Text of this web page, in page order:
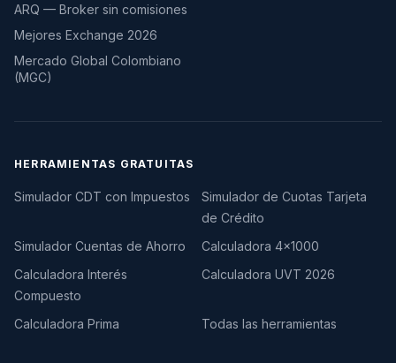
ARQ — Broker sin comisiones
Mejores Exchange 2026
Mercado Global Colombiano
(MGC)
HERRAMIENTAS GRATUITAS
Simulador CDT con Impuestos
Simulador de Cuotas Tarjeta
de Crédito
Simulador Cuentas de Ahorro
Calculadora 4×1000
Calculadora Interés
Compuesto
Calculadora UVT 2026
Calculadora Prima Todas las herramientas